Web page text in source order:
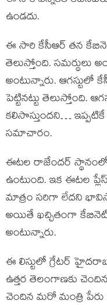
ఉండ‌దు.
ఈ సారి కేసీఆర్ త‌న
తెలుస్తోంది. స‌మ‌ర్థులు
అంటున్నారు. ఆగ‌స్టులో
పెట్టిన‌ట్టు తెలుస్తోంది.
క‌లిసొస్తుంద‌ని… ఇప్ప‌టికే
స‌మాచారం.
ఈట‌ల రాజేంద‌ర్ స్థానంలో
ఉంటుంది. ఇక ఈట‌ల
మాత్రం స‌రిగా లేద‌ని
అయితే ఖ‌చ్చితంగా
అంటున్నారు.
ఈ లిస్టులో గ్రేట‌ర్
ఉత్త‌ర తెలంగాణ‌కు
చెందిన మ‌రో మంత్రి పేరు